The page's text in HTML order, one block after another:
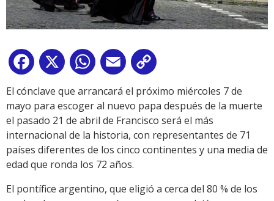
Facebook
X WhatsApp
Email
Link
El cónclave que arrancará el próximo miércoles 7 de
mayo para escoger al nuevo papa después de la muerte
el pasado 21 de abril de Francisco será el más
internacional de la historia, con representantes de 71
países diferentes de los cinco continentes y una media de
edad que ronda los 72 años.
El pontífice argentino, que eligió a cerca del 80 % de los